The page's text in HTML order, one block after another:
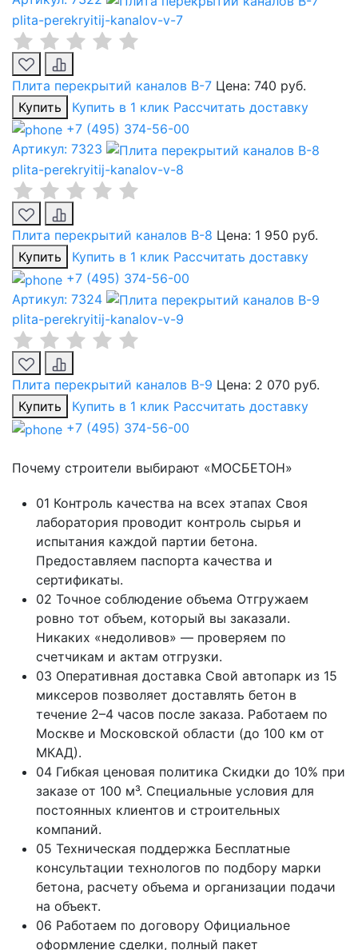
plita-perekryitij-kanalov-v-7
Плита перекрытий каналов В-7 Цена: 740 руб.
Купить
Купить в 1 клик Рассчитать доставку
+7 (495) 374-56-00
Артикул: 7323
plita-perekryitij-kanalov-v-8
Плита перекрытий каналов В-8 Цена: 1 950 руб.
Купить
Купить в 1 клик Рассчитать доставку
+7 (495) 374-56-00
Артикул: 7324
plita-perekryitij-kanalov-v-9
Плита перекрытий каналов В-9 Цена: 2 070 руб.
Купить
Купить в 1 клик Рассчитать доставку
+7 (495) 374-56-00
Почему строители выбирают «МОСБЕТОН»
01 Контроль качества на всех этапах Своя
лаборатория проводит контроль сырья и
испытания каждой партии бетона.
Предоставляем паспорта качества и
сертификаты.
02 Точное соблюдение объема Отгружаем
ровно тот объем, который вы заказали.
Никаких «недоливов» — проверяем по
счетчикам и актам отгрузки.
03 Оперативная доставка Свой автопарк из 15
миксеров позволяет доставлять бетон в
течение 2–4 часов после заказа. Работаем по
Москве и Московской области (до 100 км от
МКАД).
04 Гибкая ценовая политика Скидки до 10% при
заказе от 100 м³. Специальные условия для
постоянных клиентов и строительных
компаний.
05 Техническая поддержка Бесплатные
консультации технологов по подбору марки
бетона, расчету объема и организации подачи
на объект.
06 Работаем по договору Официальное
оформление сделки, полный пакет